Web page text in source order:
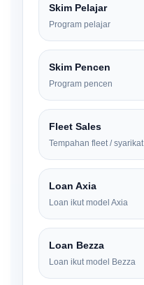
Skim Pelajar
Program pelajar
Skim Pencen
Program pencen
Fleet Sales
Tempahan fleet / syarikat
Loan Axia
Loan ikut model Axia
Loan Bezza
Loan ikut model Bezza